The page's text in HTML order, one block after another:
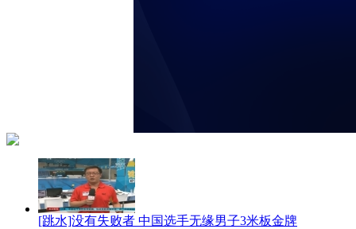
[跳水]没有失败者 中国选手无缘男子3米板金牌